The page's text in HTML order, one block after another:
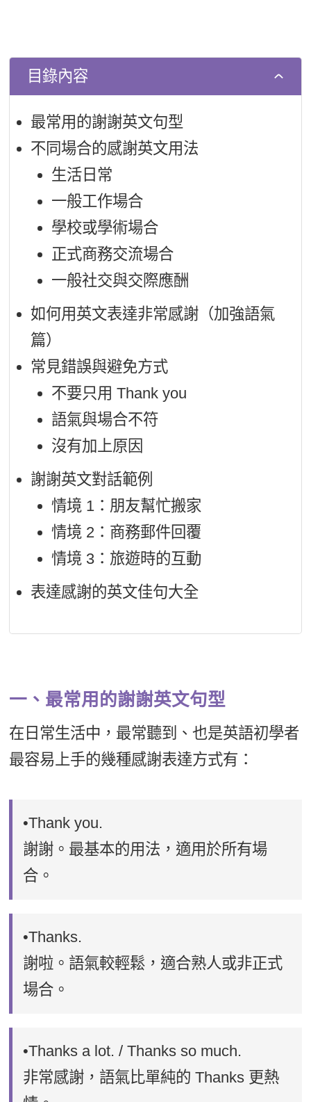
目錄內容
最常用的謝謝英文句型
不同場合的感謝英文用法
生活日常
一般工作場合
學校或學術場合
正式商務交流場合
一般社交與交際應酬
如何用英文表達非常感謝（加強語氣
篇）
常見錯誤與避免方式
不要只用 Thank you
語氣與場合不符
沒有加上原因
謝謝英文對話範例
情境 1：朋友幫忙搬家
情境 2：商務郵件回覆
情境 3：旅遊時的互動
表達感謝的英文佳句大全
一、最常用的謝謝英文句型
在日常生活中，最常聽到、也是英語初學者
最容易上手的幾種感謝表達方式有：
•Thank you.
謝謝。最基本的用法，適用於所有場
合。
•Thanks.
謝啦。語氣較輕鬆，適合熟人或非正式
場合。
•Thanks a lot. / Thanks so much.
非常感謝，語氣比單純的 Thanks 更熱